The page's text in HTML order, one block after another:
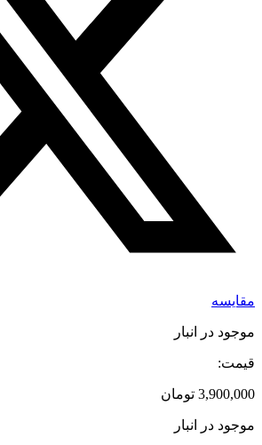
مقایسه
موجود در انبار
قیمت:
3,900,000 تومان
موجود در انبار